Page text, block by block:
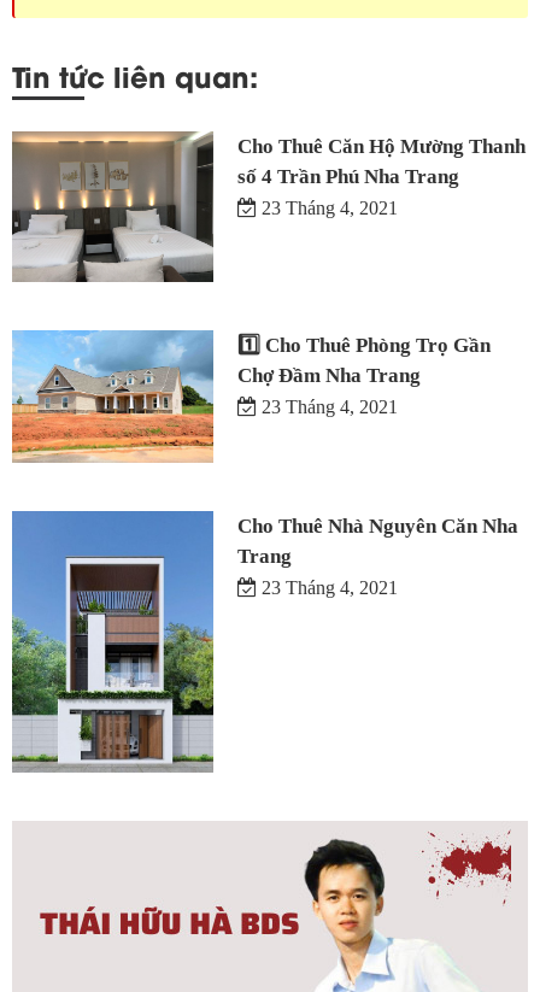
Tin tức liên quan:
Cho Thuê Căn Hộ Mường Thanh
số 4 Trần Phú Nha Trang
23 Tháng 4, 2021
1️⃣ Cho Thuê Phòng Trọ Gần
Chợ Đầm Nha Trang
23 Tháng 4, 2021
Cho Thuê Nhà Nguyên Căn Nha
Trang
23 Tháng 4, 2021